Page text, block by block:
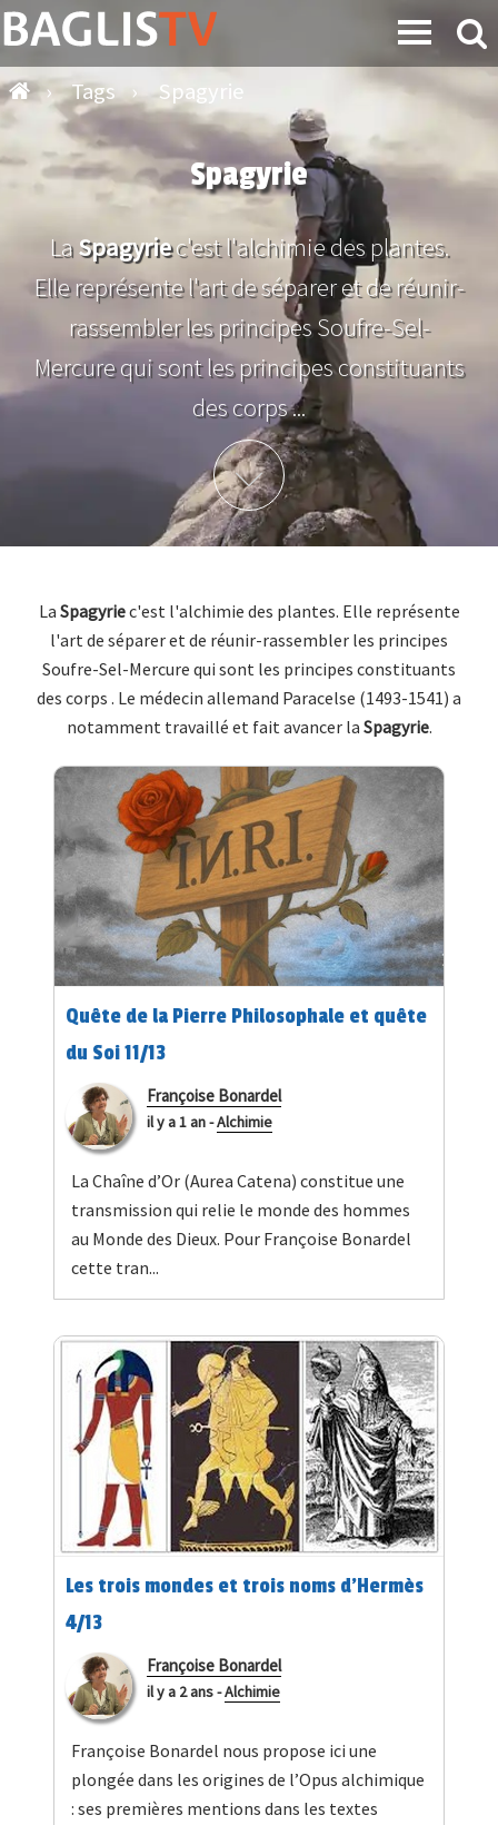
› Tags › Spagyrie
Spagyrie
LaSpagyriec'est l'alchimie des plantes.
Elle représente l'art de séparer et de réunir-
rassembler les principes Soufre-Sel-
Mercure qui sont les principes constituants
des corps ...
Plus d'info
La Spagyriec'est l'alchimie des plantes. Elle représente
l'art de séparer et de réunir-rassembler les principes
Soufre-Sel-Mercure qui sont les principes constituants
des corps . Le médecin allemand Paracelse (1493-1541) a
notamment travaillé et fait avancer la Spagyrie.
Quête de la Pierre Philosophale et quête
du Soi 11/13
Françoise Bonardel
il y a 1 an-Alchimie
La Chaîne d’Or (Aurea Catena) constitue une
transmission qui relie le monde des hommes
au Monde des Dieux. Pour Françoise Bonardel
cette tran...
Les trois mondes et trois noms d’Hermès
4/13
Françoise Bonardel
il y a 2 ans-Alchimie
Françoise Bonardel nous propose ici une
plongée dans les origines de l’Opus alchimique
: ses premières mentions dans les textes